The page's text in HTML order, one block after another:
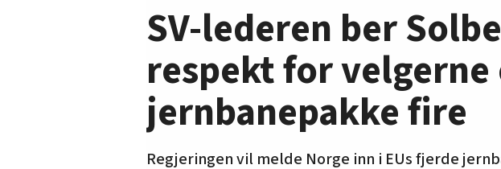
SV-lederen ber
respekt for velgerne
jernbanepakke fire
Regjeringen vil melde Norge inn i EUs fjerde